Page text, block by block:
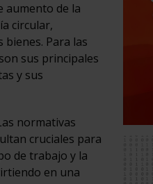
aumento de la
circular,
Para las
sus principales
y sus
normativas
cruciales para
de trabajo y la
en una